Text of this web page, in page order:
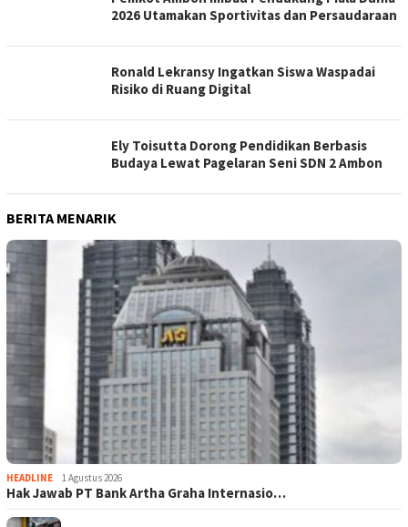
2026 Utamakan Sportivitas dan Persaudaraan
Ronald Lekransy Ingatkan Siswa Waspadai
Risiko di Ruang Digital
Ely Toisutta Dorong Pendidikan Berbasis
Budaya Lewat Pagelaran Seni SDN 2 Ambon
BERITA MENARIK
HEADLINE 1 Agustus 2026
Hak Jawab PT Bank Artha Graha Internasio…